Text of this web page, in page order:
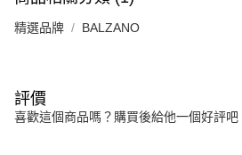
精選品牌 BALZANO
評價
喜歡這個商品嗎？購買後給他一個好評吧